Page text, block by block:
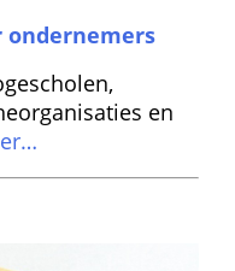
ondernemers
en